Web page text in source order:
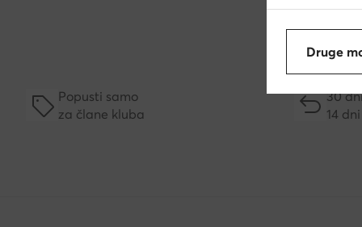
Popusti samo
za člane kluba
30
14
Druge